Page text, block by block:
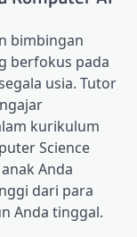
bimbingan
berfokus pada
usia. Tutor
kurikulum
Science
Anda
dari para
Anda tinggal.